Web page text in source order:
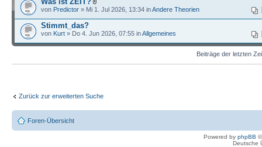
von Predictor » Mi 1. Jul 2026, 13:34 inAndere Theorien
Stimmt_das?
von Kurt » Do 4. Jun 2026, 07:55 inAllgemeines
Beiträge der letzten
Zurück zur erweiterten Suche
Foren-Übersicht
Powered by phpBB
Deutsche